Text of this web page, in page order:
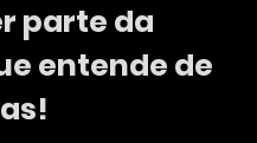
parte da
entende de